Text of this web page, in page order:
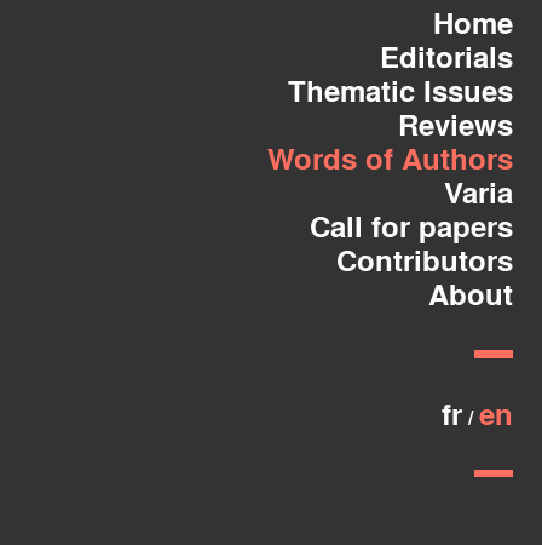
Home
Editorials
Thematic Issues
Reviews
Words of Authors
Varia
Call for papers
Contributors
About
fr en